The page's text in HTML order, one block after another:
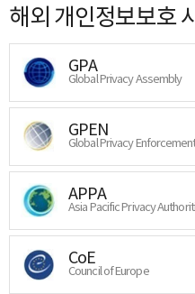
해외 개인정보보호
GPA
Global Privacy Assembly
GPEN
Global Privacy
APPA
Asia Pacific Privacy
CoE
Council of Europe